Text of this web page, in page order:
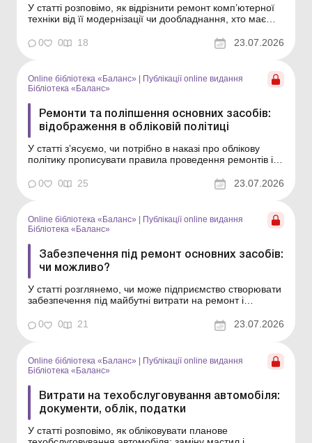
У статті розповімо, як відрізнити ремонт комп’ютерної
техніки від її модернізації чи дообладнання, хто має
документами оформити такі операції та як відобразити
витрати в бухгалтерському та податковому обліку.
0 0 18 23.07.2026
Online бібліотека «Баланс»
Публікації online видання
Бібліотека «Баланс»
Ремонти та поліпшення основних засобів:
відображення в обліковій політиці
У статті з’ясуємо, чи потрібно в наказі про облікову
політику прописувати правила проведення ремонтів і
варіант обліку витрат на ремонт і що доцільно
передбачити в цьому документі. Бібліотека Баланс №
0 0 25 23.07.2026
Online бібліотека «Баланс»
Публікації online видання
Бібліотека «Баланс»
Забезпечення під ремонт основних засобів:
чи можливо?
У статті розглянемо, чи може підприємство створювати
забезпечення під майбутні витрати на ремонт і
та НП(С)БО, а також як обліковувати такі витрати – у
складі витрат періоду чи як окремий компонент
0 0 21 23.07.2026
Online бібліотека «Баланс» | Публікації online видання
Бібліотека «Баланс»
Витрати на техобслуговування автомобіля:
документи, облік, податки
У статті розповімо, як обліковувати планове